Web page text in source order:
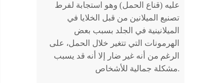
عليه (قناع الحمل) وهو استجابة لفرط
تصنيع الميلانين من قبل الخلايا في
الميلانينية في الجلد بسبب بعض
الهرمونات التي تتغير خلال الحمل، على
الرغم من أنه غير ضار إلا أنه قد يسبب
مشكلة جمالية للأشخاص.